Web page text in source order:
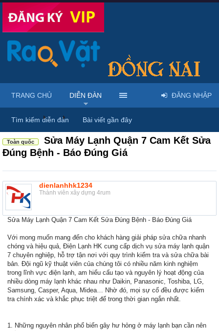
Diễn đàn ... Mua bán & sửa điện tử, điện lạnh
Toàn quốc
Sửa Máy Lạnh Quận 7 Cam Kết Sửa
Đúng Bệnh - Báo Đúng Giá
dienlanhhk1234
Thành viên xây dựng 4rum
Sửa Máy Lạnh Quận 7 Cam Kết Sửa Đúng Bệnh - Báo Đúng Giá
Với mong muốn mang đến cho khách hàng giải pháp sửa chữa nhanh
chóng và hiệu quả, Điện Lạnh HK cung cấp dịch vụ sửa máy lạnh quận
7 chuyên nghiệp, hỗ trợ tận nơi với quy trình kiểm tra và sửa chữa bài
bản. Đội ngũ kỹ thuật viên của chúng tôi có nhiều năm kinh nghiệm
trong lĩnh vực điện lạnh, am hiểu cấu tạo và nguyên lý hoạt động của
nhiều dòng máy lạnh khác nhau như Daikin, Panasonic, Toshiba, LG,
Samsung, Casper, Aqua, Midea… Nhờ đó, mọi sự cố đều được kiểm
tra chính xác và khắc phục triệt để trong thời gian ngắn nhất.
1. Những nguyên nhân phổ biến gây hư hỏng ở máy lạnh bạn cần nên
TRANG CHỦ DIỄN ĐÀN
Tìm kiếm diễn đàn Bài viết gần đây
ĐĂNG NHẬP